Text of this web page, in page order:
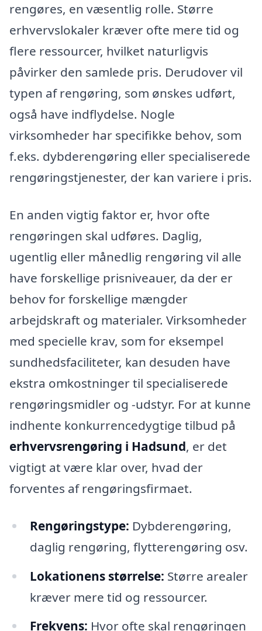
rengøres, en væsentlig rolle. Større
erhvervslokaler kræver ofte mere tid og
flere ressourcer, hvilket naturligvis
påvirker den samlede pris. Derudover vil
typen af rengøring, som ønskes udført,
også have indflydelse. Nogle
virksomheder har specifikke behov, som
f.eks. dybderengøring eller specialiserede
rengøringstjenester, der kan variere i pris.
En anden vigtig faktor er, hvor ofte
rengøringen skal udføres. Daglig,
ugentlig eller månedlig rengøring vil alle
have forskellige prisniveauer, da der er
behov for forskellige mængder
arbejdskraft og materialer. Virksomheder
med specielle krav, som for eksempel
sundhedsfaciliteter, kan desuden have
ekstra omkostninger til specialiserede
rengøringsmidler og -udstyr. For at kunne
indhente konkurrencedygtige tilbud på
erhvervsrengøring i Hadsund, er det
vigtigt at være klar over, hvad der
forventes af rengøringsfirmaet.
Rengøringstype: Dybderengøring,
daglig rengøring, flytterengøring osv.
Lokationens størrelse: Større arealer
kræver mere tid og ressourcer.
Frekvens: Hvor ofte skal rengøringen